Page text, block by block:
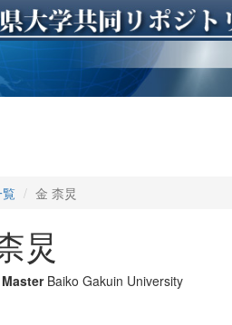
金 柰炅
炅
Baiko Gakuin University